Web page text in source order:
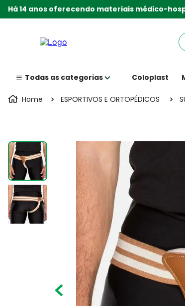
Há 14 anos oferecendo materiais médico-
Coloplast
ESPORTIVOS E ORTOPÉDICOS